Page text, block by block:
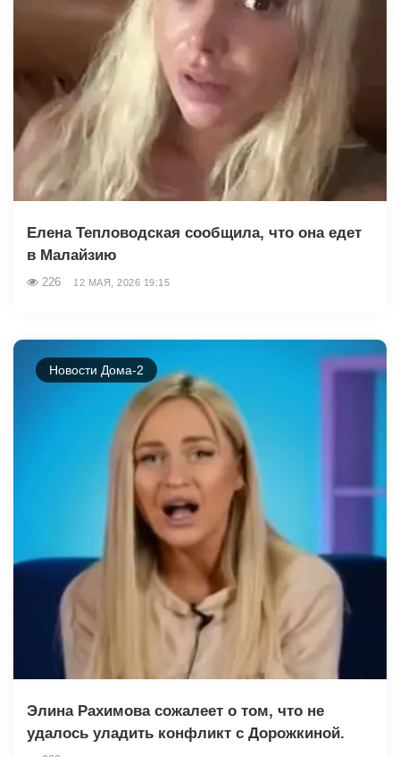
Елена Тепловодская сообщила, что она едет
в Малайзию
226 12 МАЯ, 2026 19:15
Новости Дома-2
Элина Рахимова сожалеет о том, что не
удалось уладить конфликт с Дорожкиной.